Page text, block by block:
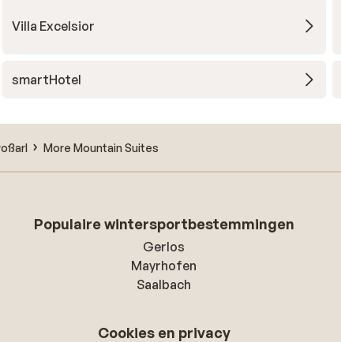
Villa Excelsior
smartHotel
More Mountain Suites
Populaire wintersportbestemmingen
Gerlos
Mayrhofen
Saalbach
Cookies en privacy